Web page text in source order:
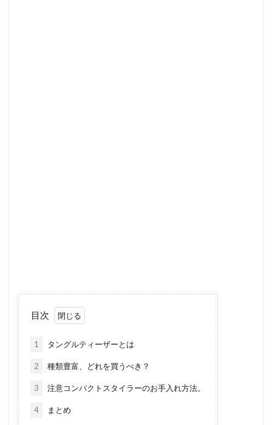
目次
1 タングルティーザーとは
2 種類豊富、どれを買うべき？
3 注意コンパクトスタイラーのお手入れ方法。
4 まとめ